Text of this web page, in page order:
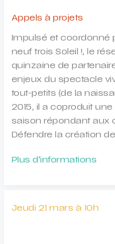
au
Appels à projets
Impulsé et coordonné
neuf trois Soleil !, le
quinzaine de
enjeux du spectacle
tout-petits (de la
2015, il a coproduit
saison répondant aux
Défendre la création
APPEL
Plus d'informations
Jeudi 21 mars à 10h